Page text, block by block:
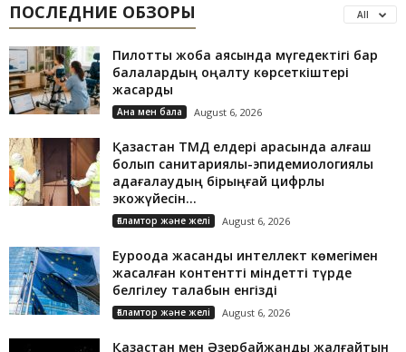
ПОСЛЕДНИЕ ОБЗОРЫ All
Пилоттық жоба аясында мүгедектігі бар
балалардың оңалту көрсеткіштері
жақсарды
Ана мен бала August 6, 2026
Қазақстан ТМД елдері арасында алғаш
болып санитариялық-эпидемиологиялық
қадағалаудың бірыңғай цифрлық
экожүйесін...
Ғаламтор және желі August 6, 2026
Еуроодақ жасанды интеллект көмегімен
жасалған контентті міндетті түрде
белгілеу талабын енгізді
Ғаламтор және желі August 6, 2026
Қазақстан мен Әзербайжанды жалғайтын